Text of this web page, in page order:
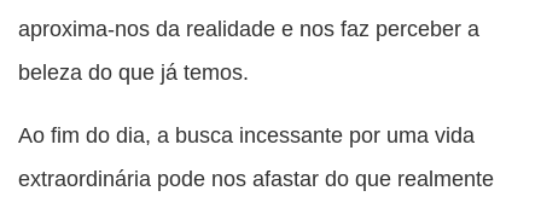
aproxima-nos da realidade e nos faz perceber a
beleza do que já temos.
Ao fim do dia, a busca incessante por uma vida
extraordinária pode nos afastar do que realmente